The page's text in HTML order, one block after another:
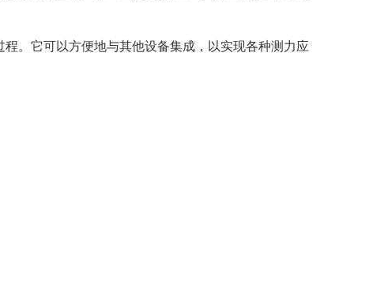
。它可以方便地与其他设备集成，以实现各种测力应